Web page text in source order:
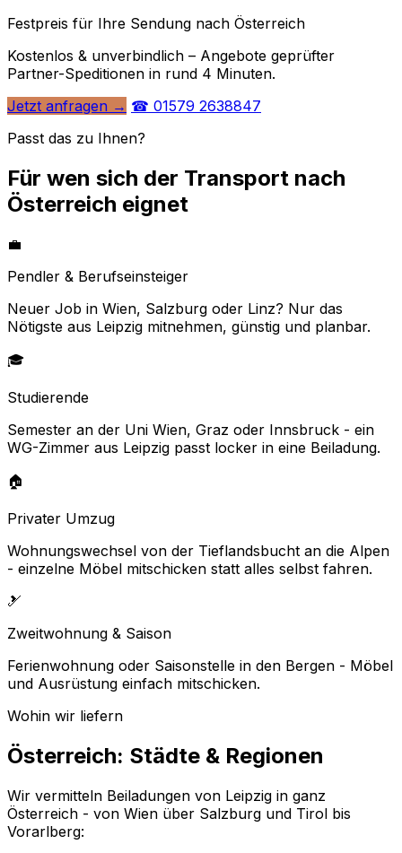
Festpreis für Ihre Sendung nach Österreich
Kostenlos & unverbindlich – Angebote geprüfter
Partner-Speditionen in rund 4 Minuten.
Jetzt anfragen → ☎ 01579 2638847
Passt das zu Ihnen?
Für wen sich der Transport nach
Österreich eignet
💼
Pendler & Berufseinsteiger
Neuer Job in Wien, Salzburg oder Linz? Nur das
Nötigste aus Leipzig mitnehmen, günstig und planbar.
🎓
Studierende
Semester an der Uni Wien, Graz oder Innsbruck - ein
WG-Zimmer aus Leipzig passt locker in eine Beiladung.
🏠
Privater Umzug
Wohnungswechsel von der Tieflandsbucht an die Alpen
- einzelne Möbel mitschicken statt alles selbst fahren.
🎿
Zweitwohnung & Saison
Ferienwohnung oder Saisonstelle in den Bergen - Möbel
und Ausrüstung einfach mitschicken.
Wohin wir liefern
Österreich: Städte & Regionen
Wir vermitteln Beiladungen von Leipzig in ganz
Österreich - von Wien über Salzburg und Tirol bis
Vorarlberg: